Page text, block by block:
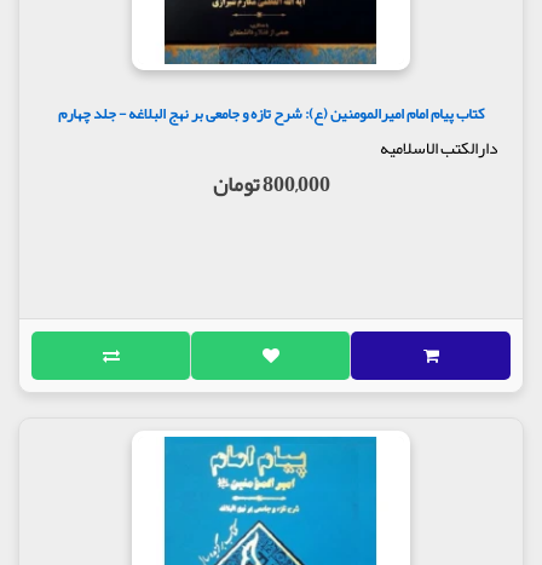
کتاب پیام امام امیرالمومنین (ع): شرح تازه و جامعی بر نهج البلاغه - جلد چهارم
دارالکتب الاسلامیه
800,000 تومان